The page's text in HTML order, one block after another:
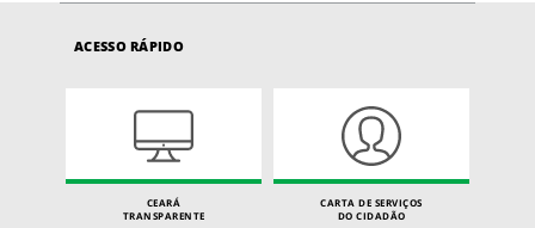
ACESSO RÁPIDO
CEARÁ
TRANSPARENTE
CARTA DE SERVIÇOS
DO CIDADÃO